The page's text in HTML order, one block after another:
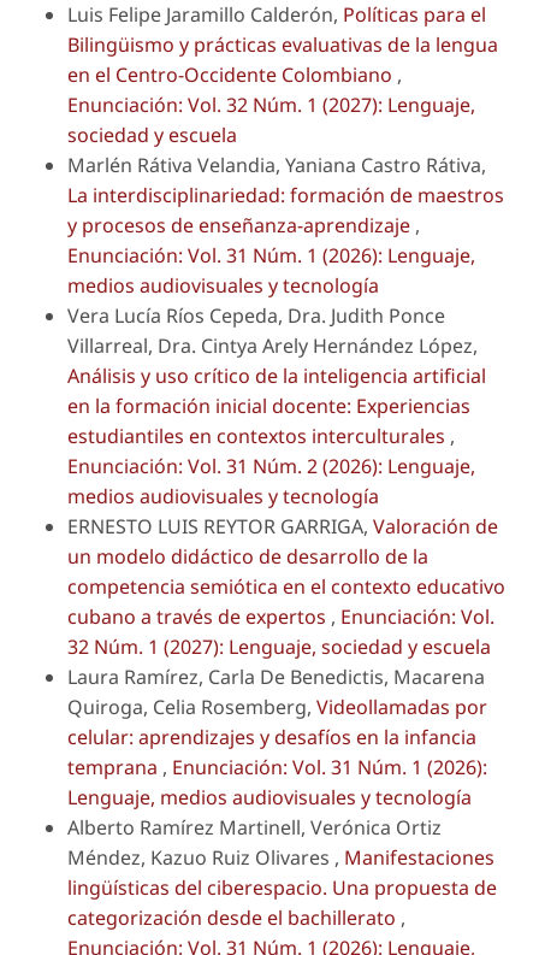
Luis Felipe Jaramillo Calderón, Políticas para el
Bilingüismo y prácticas evaluativas de la lengua
en el Centro-Occidente Colombiano ,
Enunciación: Vol. 32 Núm. 1 (2027): Lenguaje,
sociedad y escuela
Marlén Rátiva Velandia, Yaniana Castro Rátiva,
La interdisciplinariedad: formación de maestros
y procesos de enseñanza-aprendizaje ,
Enunciación: Vol. 31 Núm. 1 (2026): Lenguaje,
medios audiovisuales y tecnología
Vera Lucía Ríos Cepeda, Dra. Judith Ponce
Villarreal, Dra. Cintya Arely Hernández López,
Análisis y uso crítico de la inteligencia artificial
en la formación inicial docente: Experiencias
estudiantiles en contextos interculturales ,
Enunciación: Vol. 31 Núm. 2 (2026): Lenguaje,
medios audiovisuales y tecnología
ERNESTO LUIS REYTOR GARRIGA, Valoración de
un modelo didáctico de desarrollo de la
competencia semiótica en el contexto educativo
cubano a través de expertos , Enunciación: Vol.
32 Núm. 1 (2027): Lenguaje, sociedad y escuela
Laura Ramírez, Carla De Benedictis, Macarena
Quiroga, Celia Rosemberg, Videollamadas por
celular: aprendizajes y desafíos en la infancia
temprana , Enunciación: Vol. 31 Núm. 1 (2026):
Lenguaje, medios audiovisuales y tecnología
Alberto Ramírez Martinell, Verónica Ortiz
Méndez, Kazuo Ruiz Olivares , Manifestaciones
lingüísticas del ciberespacio. Una propuesta de
categorización desde el bachillerato ,
Enunciación: Vol. 31 Núm. 1 (2026): Lenguaje,